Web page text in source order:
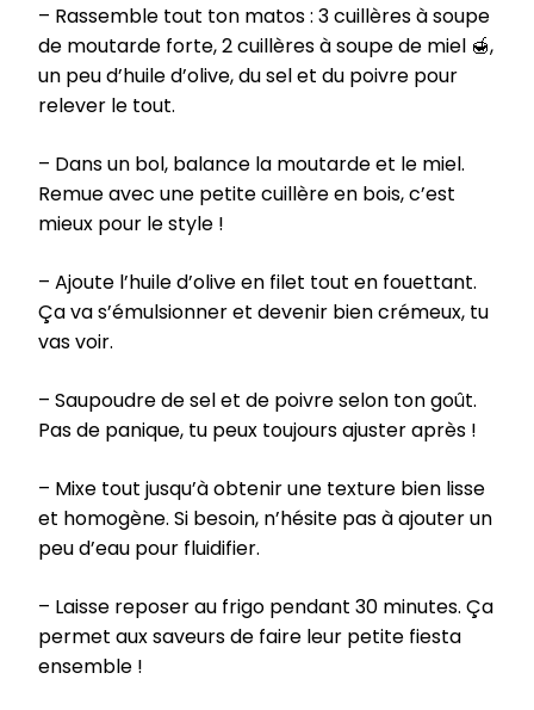
– Rassemble tout ton matos : 3 cuillères à soupe
de moutarde forte, 2 cuillères à soupe de miel 🍯,
un peu d’huile d’olive, du sel et du poivre pour
relever le tout.
– Dans un bol, balance la moutarde et le miel.
Remue avec une petite cuillère en bois, c’est
mieux pour le style !
– Ajoute l’huile d’olive en filet tout en fouettant.
Ça va s’émulsionner et devenir bien crémeux, tu
vas voir.
– Saupoudre de sel et de poivre selon ton goût.
Pas de panique, tu peux toujours ajuster après !
– Mixe tout jusqu’à obtenir une texture bien lisse
et homogène. Si besoin, n’hésite pas à ajouter un
peu d’eau pour fluidifier.
– Laisse reposer au frigo pendant 30 minutes. Ça
permet aux saveurs de faire leur petite fiesta
ensemble !